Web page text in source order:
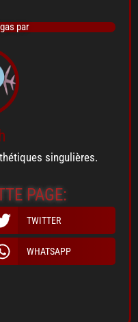
par
singulières.
PAGE:
TWITTER
WHATSAPP